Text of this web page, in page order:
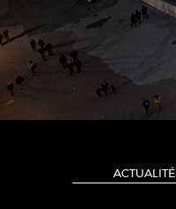
ACTUALITÉ